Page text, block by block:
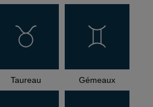
Taureau Gémeaux